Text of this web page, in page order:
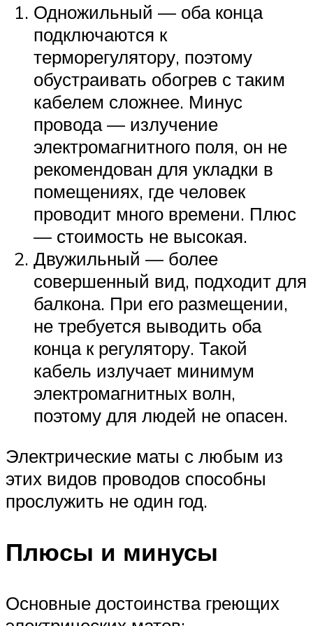
Одножильный — оба конца
подключаются к
терморегулятору, поэтому
обустраивать обогрев с таким
кабелем сложнее. Минус
провода — излучение
электромагнитного поля, он не
рекомендован для укладки в
помещениях, где человек
проводит много времени. Плюс
— стоимость не высокая.
Двужильный — более
совершенный вид, подходит для
балкона. При его размещении,
не требуется выводить оба
конца к регулятору. Такой
кабель излучает минимум
электромагнитных волн,
поэтому для людей не опасен.
Электрические маты с любым из
этих видов проводов способны
прослужить не один год.
Плюсы и минусы
Основные достоинства греющих